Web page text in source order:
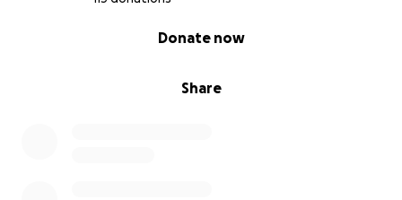
Share
Donate now